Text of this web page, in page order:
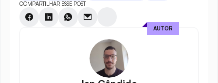
COMPARTILHAR ESSE POST
AUTOR